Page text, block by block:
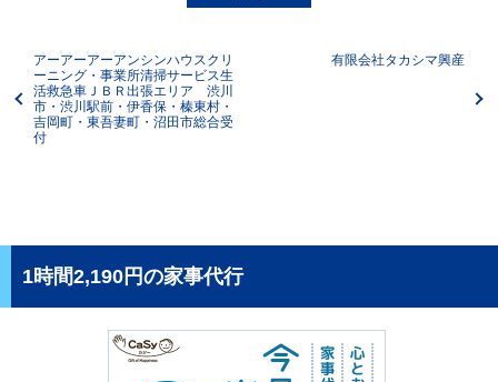
アーアーアーアンシンハウスクリ
ーニング・事業所清掃サービス生
活救急車ＪＢＲ出張エリア 渋川
市・渋川駅前・伊香保・榛東村・
吉岡町・東吾妻町・沼田市総合受
付
有限会社タカシマ興産
1時間2,190円の家事代行